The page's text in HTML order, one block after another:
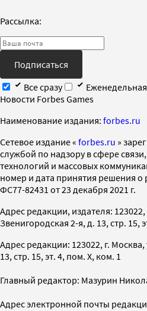
Рассылка:
Подписаться
Все сразу
Еженедельная
Новости Forbes Games
Наименование издания: forbes.ru
Cетевое издание « forbes.ru »
службой по надзору в сфере
технологий и массовых
номер и дата принятия решения о
ФС77-82431 от 23 декабря 2021 г.
Адрес редакции, издателя: 123022,
Звенигородская 2-я, д. 13, стр. 15,
Адрес редакции: 123022, г.
13, стр. 15, эт. 4, пом. X, ком. 1
Главный редактор: Мазурин
Адрес электронной почты